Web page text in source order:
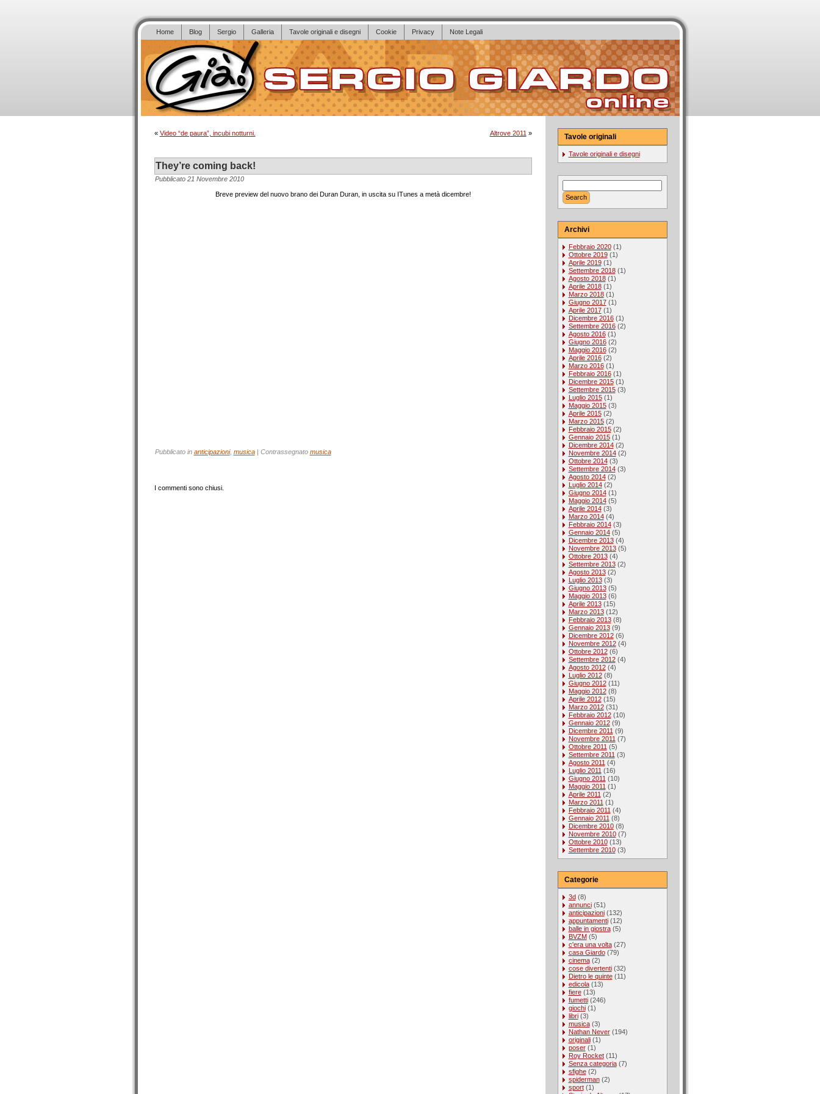
Home Blog Sergio Galleria Tavole originali e disegni Cookie Privacy Note Legali
« Video “de paura”, incubi notturni. Altrove 2011 »
They’re coming back!
Pubblicato 21 Novembre 2010
Breve preview del nuovo brano dei Duran Duran, in uscita su ITunes a metà dicembre!
Pubblicato in anticipazioni, musica| Contrassegnato musica
I commenti sono chiusi.
Tavole originali
Tavole originali e disegni
Archivi
Febbraio 2020(1)
Ottobre 2019(1)
Aprile 2019(1)
Settembre 2018(1)
Agosto 2018(1)
Aprile 2018(1)
Marzo 2018(1)
Giugno 2017(1)
Aprile 2017(1)
Dicembre 2016(1)
Settembre 2016(2)
Agosto 2016(1)
Giugno 2016(2)
Maggio 2016(2)
Aprile 2016(2)
Marzo 2016(1)
Febbraio 2016(1)
Dicembre 2015(1)
Settembre 2015(3)
Luglio 2015(1)
Maggio 2015(3)
Aprile 2015(2)
Marzo 2015(2)
Febbraio 2015(2)
Gennaio 2015(1)
Dicembre 2014(2)
Novembre 2014(2)
Ottobre 2014(3)
Settembre 2014(3)
Agosto 2014(2)
Luglio 2014(2)
Giugno 2014(1)
Maggio 2014(5)
Aprile 2014(3)
Marzo 2014(4)
Febbraio 2014(3)
Gennaio 2014(5)
Dicembre 2013(4)
Novembre 2013(5)
Ottobre 2013(4)
Settembre 2013(2)
Agosto 2013(2)
Luglio 2013(3)
Giugno 2013(5)
Maggio 2013(6)
Aprile 2013(15)
Marzo 2013(12)
Febbraio 2013(8)
Gennaio 2013(9)
Dicembre 2012(6)
Novembre 2012(4)
Ottobre 2012(6)
Settembre 2012(4)
Agosto 2012(4)
Luglio 2012(8)
Giugno 2012(11)
Maggio 2012(8)
Aprile 2012(15)
Marzo 2012(31)
Febbraio 2012(10)
Gennaio 2012(9)
Dicembre 2011 (9)
Novembre 2011 (7)
Ottobre 2011 (5)
Settembre 2011 (3)
Agosto 2011 (4)
Luglio 2011 (16)
Giugno 2011 (10)
Maggio 2011 (1)
Aprile 2011 (2)
Marzo 2011 (1)
Febbraio 2011 (4)
Gennaio 2011 (8)
Dicembre 2010(8)
Novembre 2010(7)
Ottobre 2010(13)
Settembre 2010(3)
Categorie
3d(8)
annunci(51)
anticipazioni(132)
appuntamenti(12)
balle in giostra(5)
BVZM(5)
c'era una volta(27)
casa Giardo(79)
cinema(2)
cose divertenti(32)
Dietro le quinte(11)
edicola(13)
fiere(13)
fumetti(246)
giochi(1)
libri(3)
musica(3)
Nathan Never(194)
originali(1)
poser(1)
Roy Rocket(11)
Senza categoria(7)
sfighe(2)
spiderman(2)
sport(1)